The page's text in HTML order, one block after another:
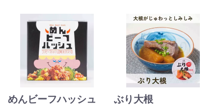
めんビーフハッシュ ぶり大根